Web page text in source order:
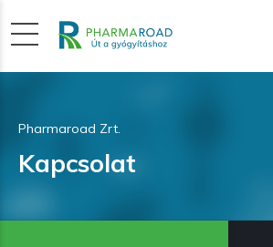
Pharmaroad Zrt.
Kapcsolat